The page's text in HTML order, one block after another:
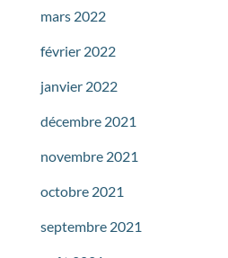
mars 2022
février 2022
janvier 2022
décembre 2021
novembre 2021
octobre 2021
septembre 2021